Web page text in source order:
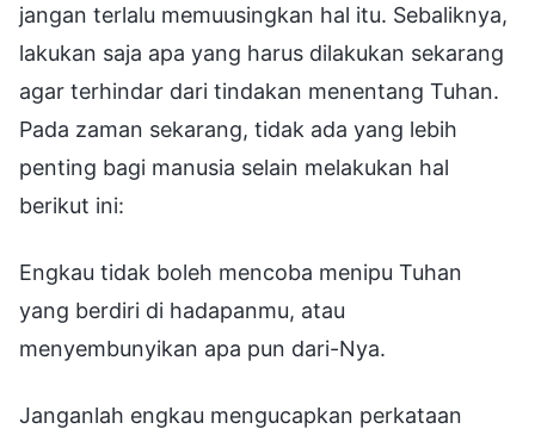
jangan terlalu memuusingkan hal itu. Sebaliknya,
lakukan saja apa yang harus dilakukan sekarang
agar terhindar dari tindakan menentang Tuhan.
Pada zaman sekarang, tidak ada yang lebih
penting bagi manusia selain melakukan hal
berikut ini:
Engkau tidak boleh mencoba menipu Tuhan
yang berdiri di hadapanmu, atau
menyembunyikan apa pun dari-Nya.
Janganlah engkau mengucapkan perkataan